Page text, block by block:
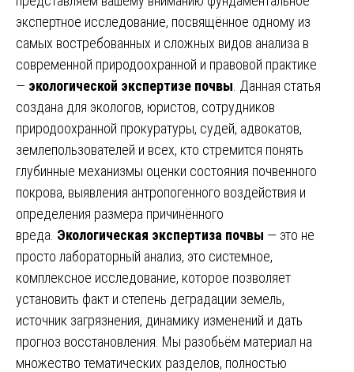
экспертное исследование, посвящённое одному из
самых востребованных и сложных видов анализа в
современной природоохранной и правовой практике
— экологической экспертизе почвы . Данная статья
создана для экологов, юристов, сотрудников
природоохранной прокуратуры, судей, адвокатов,
землепользователей и всех, кто стремится понять
глубинные механизмы оценки состояния почвенного
покрова, выявления антропогенного воздействия и
определения размера причинённого
вреда. Экологическая экспертиза почвы — это не
просто лабораторный анализ, это системное,
комплексное исследование, которое позволяет
установить факт и степень деградации земель,
источник загрязнения, динамику изменений и дать
прогноз восстановления. Мы разобьём материал на
множество тематических разделов, полностью